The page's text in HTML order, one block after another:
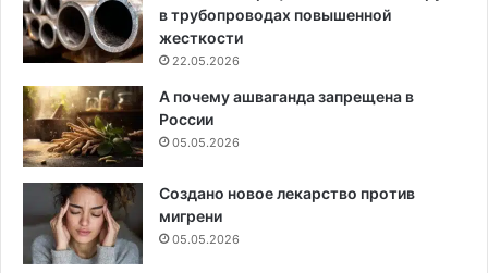
в трубопроводах повышенной
жесткости
22.05.2026
А почему ашваганда запрещена в
России
05.05.2026
Создано новое лекарство против
мигрени
05.05.2026